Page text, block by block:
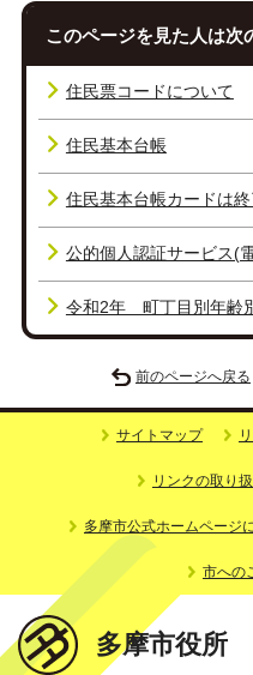
このページを見た人は次
住民票コードについて
住民基本台帳
住民基本台帳カードは
公的個人認証サービス(
令和2年 町丁目別年齢
前のページへ戻る
サイトマップ
リンクの取り
多摩市公式ホームページ
市への
多摩市役所